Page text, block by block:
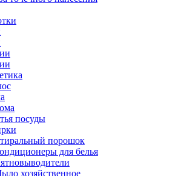
посуды
порошок
для белья
хозяйственное